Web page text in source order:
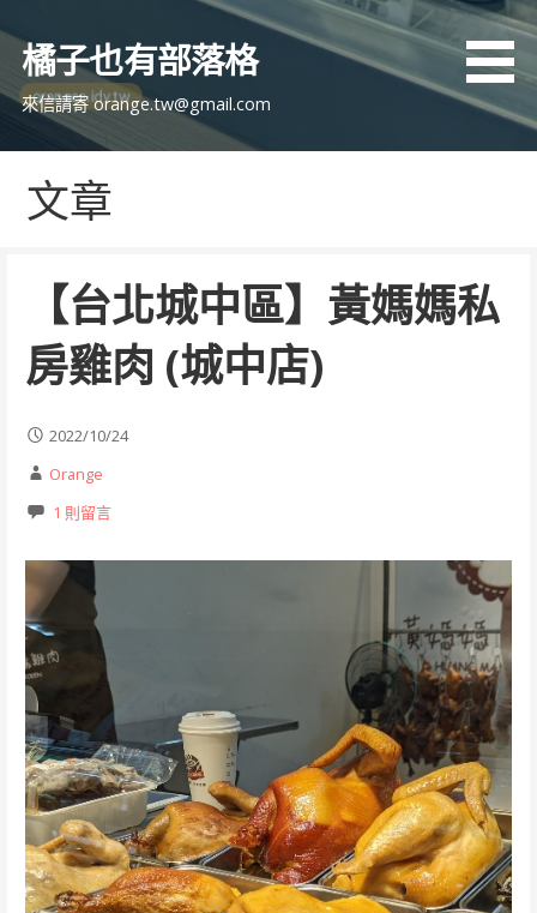
至
要
橘子也有部落格
來信請寄 orange.tw@gmail.com
文章
【台北城中區】黃媽媽私
房雞肉 (城中店)
2022/10/24
Orange
1 則留言